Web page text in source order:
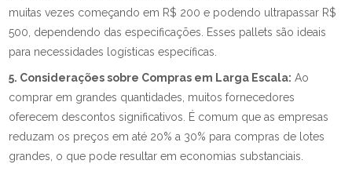
muitas vezes começando em R$ 200 e podendo ultrapassar R$
500, dependendo das especificações. Esses pallets são ideais
para necessidades logísticas específicas.
5. Considerações sobre Compras em Larga Escala: Ao
comprar em grandes quantidades, muitos fornecedores
oferecem descontos significativos. É comum que as empresas
reduzam os preços em até 20% a 30% para compras de lotes
grandes, o que pode resultar em economias substanciais.